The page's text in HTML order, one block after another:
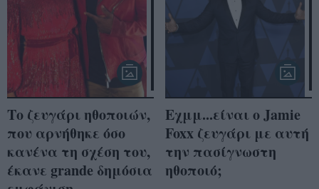
Το ζευγάρι ηθοποιών,
που αρνήθηκε όσο
κανένα τη σχέση του,
έκανε grande δημόσια
Εχμμ...είναι ο Jamie
Foxx ζευγάρι με αυτή
την πασίγνωστη
ηθοποιό;